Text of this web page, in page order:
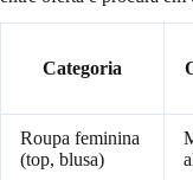
Categoria
Roupa feminina
(top, blusa)